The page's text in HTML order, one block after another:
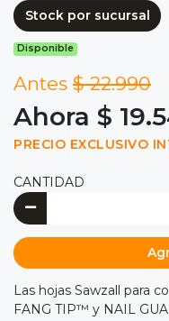
Stock por sucursal
Disponible
Antes $ 22.990
Ahora $
PRECIO EXCLUSIVO
CANTIDAD
Las hojas Sawzall para
FANG TIP™ y NAIL